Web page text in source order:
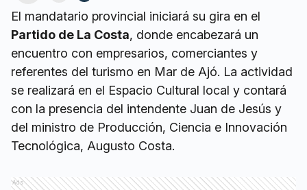
El mandatario provincial iniciará su gira en el
Partido de La Costa, donde encabezará un
encuentro con empresarios, comerciantes y
referentes del turismo en Mar de Ajó. La actividad
se realizará en el Espacio Cultural local y contará
con la presencia del intendente Juan de Jesús y
del ministro de Producción, Ciencia e Innovación
Tecnológica, Augusto Costa.
Ads